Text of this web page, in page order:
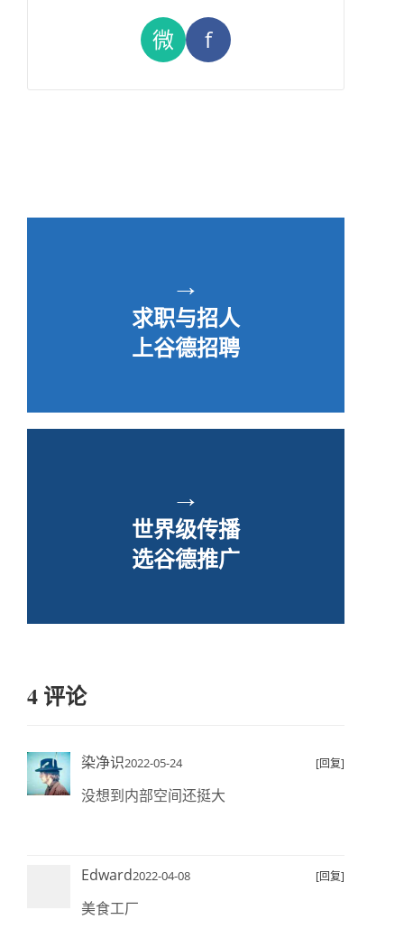
微 f
→
求职与招人
上谷德招聘
→
世界级传播
选谷德推广
4 评论
染净识2022-05-24 [回复]
没想到内部空间还挺大
Edward2022-04-08 [回复]
美食工厂